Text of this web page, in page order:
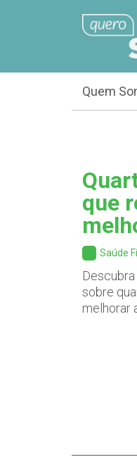
Quem
que
Saúde
sobre
melhorar